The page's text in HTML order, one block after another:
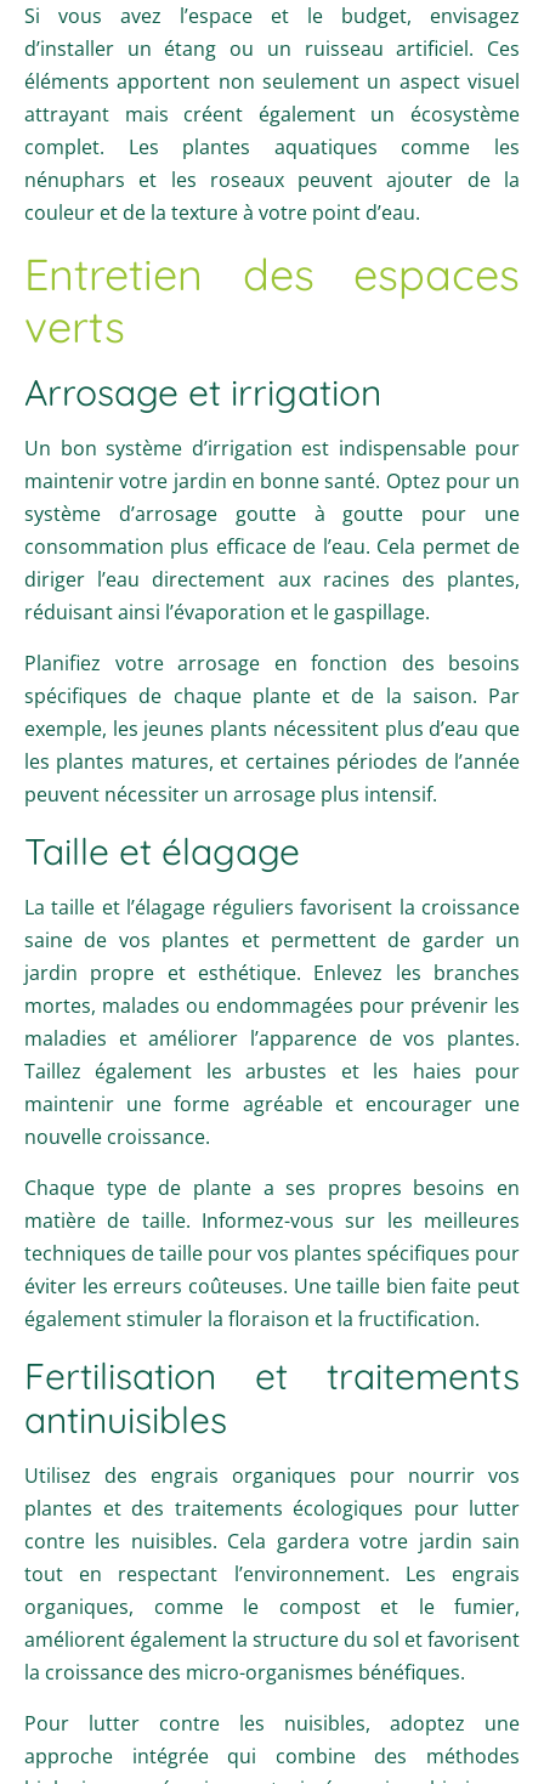
Si vous avez l’espace et le budget, envisagez
d’installer un étang ou un ruisseau artificiel. Ces
éléments apportent non seulement un aspect visuel
attrayant mais créent également un écosystème
complet. Les plantes aquatiques comme les
nénuphars et les roseaux peuvent ajouter de la
couleur et de la texture à votre point d’eau.
Entretien des espaces
verts
Arrosage et irrigation
Un bon système d’irrigation est indispensable pour
maintenir votre jardin en bonne santé. Optez pour un
système d’arrosage goutte à goutte pour une
consommation plus efficace de l’eau. Cela permet de
diriger l’eau directement aux racines des plantes,
réduisant ainsi l’évaporation et le gaspillage.
Planifiez votre arrosage en fonction des besoins
spécifiques de chaque plante et de la saison. Par
exemple, les jeunes plants nécessitent plus d’eau que
les plantes matures, et certaines périodes de l’année
peuvent nécessiter un arrosage plus intensif.
Taille et élagage
La taille et l’élagage réguliers favorisent la croissance
saine de vos plantes et permettent de garder un
jardin propre et esthétique. Enlevez les branches
mortes, malades ou endommagées pour prévenir les
maladies et améliorer l’apparence de vos plantes.
Taillez également les arbustes et les haies pour
maintenir une forme agréable et encourager une
nouvelle croissance.
Chaque type de plante a ses propres besoins en
matière de taille. Informez-vous sur les meilleures
techniques de taille pour vos plantes spécifiques pour
éviter les erreurs coûteuses. Une taille bien faite peut
également stimuler la floraison et la fructification.
Fertilisation et traitements
antinuisibles
Utilisez des engrais organiques pour nourrir vos
plantes et des traitements écologiques pour lutter
contre les nuisibles. Cela gardera votre jardin sain
tout en respectant l’environnement. Les engrais
organiques, comme le compost et le fumier,
améliorent également la structure du sol et favorisent
la croissance des micro-organismes bénéfiques.
Pour lutter contre les nuisibles, adoptez une
approche intégrée qui combine des méthodes